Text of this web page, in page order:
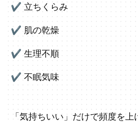
✔ 立ちくらみ
✔ 肌の乾燥
✔ 生理不順
✔ 不眠気味
「気持ちいい」だけで頻度を上